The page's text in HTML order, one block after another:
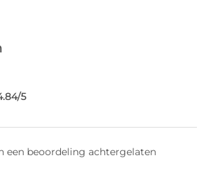
5
een beoordeling achtergelaten